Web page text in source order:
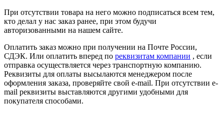
При отсутствии товара на него можно подписаться всем тем,
кто делал у нас заказ ранее, при этом будучи
авторизованными на нашем сайте.
Оплатить заказ можно при получении на Почте России,
СДЭК. Или оплатить вперед по реквизитам компании , если
отправка осуществляется через транспортную компанию.
Реквизиты для оплаты высылаются менеджером после
оформления заказа, проверяйте свой e-mail. При отсутствии e-
mail реквизиты выставляются другими удобными для
покупателя способами.